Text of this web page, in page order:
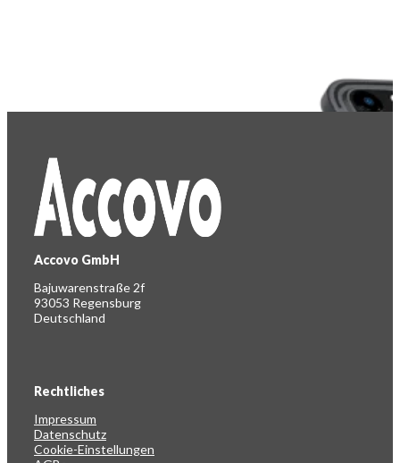
Accovo GmbH
Bajuwarenstraße 2f
93053 Regensburg
Deutschland
Rechtliches
Impressum
Datenschutz
Cookie-Einstellungen